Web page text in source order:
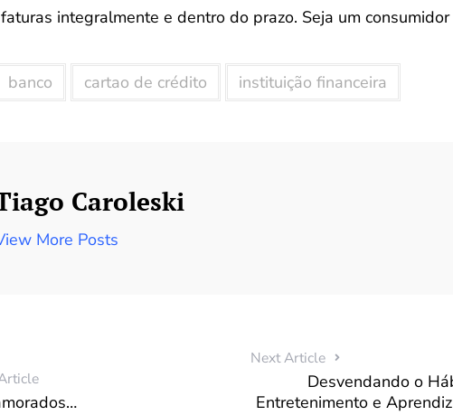
integralmente e dentro do prazo. Seja um consumidor
banco cartao de crédito instituição financeira
Caroleski
More Posts
Next Article
Desvendando o
Entretenimento e